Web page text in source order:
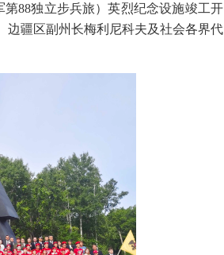
88独立步兵旅）英烈纪念设施竣工开
边疆区副州长梅利尼科夫及社会各界代